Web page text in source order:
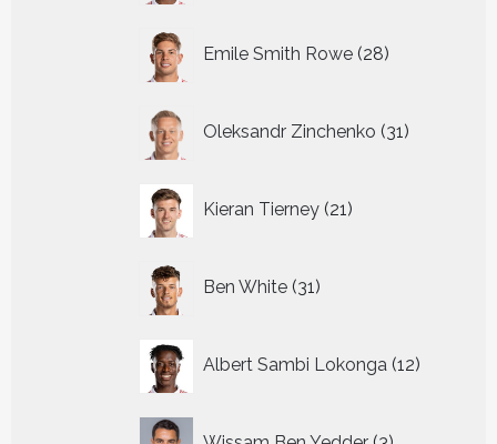
Emile Smith Rowe 28
producten
Oleksandr Zinchenko 31
producten
Kieran Tierney 21
producten
Ben White 31
producten
Albert Sambi Lokonga 12